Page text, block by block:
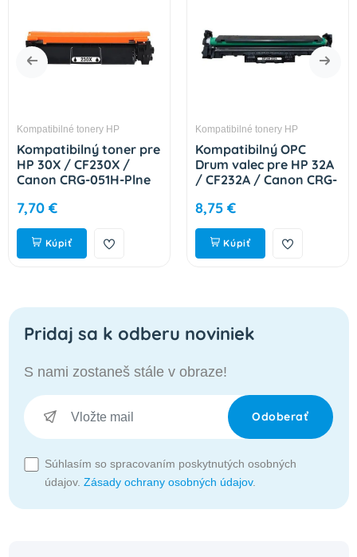
Kompatibilné tonery HP
Kompatibilný toner pre
HP 30X / CF230X /
Canon CRG-051H-Plne
strán
7,70 €
Kúpiť
Kompatibilné tonery HP
Kompatibilný OPC
Drum valec pre HP 32A
/ CF232A / Canon CRG-
23000 strán
8,75 €
Kúpiť
Pridaj sa k odberu noviniek
S nami zostaneš stále v obraze!
Odoberať
Súhlasím so spracovaním poskytnutých osobných
údajov. Zásady ochrany osobných údajov.